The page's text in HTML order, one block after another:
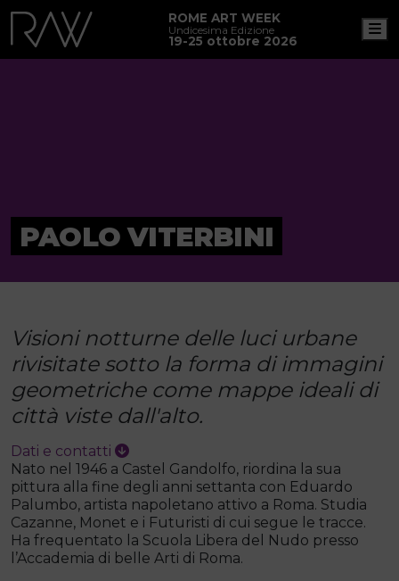
ROME ART WEEK
Undicesima Edizione
19-25 ottobre 2026
PAOLO VITERBINI
Visioni notturne delle luci urbane
rivisitate sotto la forma di immagini
geometriche come mappe ideali di
città viste dall'alto.
Dati e contatti
Nato nel 1946 a Castel Gandolfo, riordina la sua
pittura alla fine degli anni settanta con Eduardo
Palumbo, artista napoletano attivo a Roma. Studia
Cazanne, Monet e i Futuristi di cui segue le tracce.
Ha frequentato la Scuola Libera del Nudo presso
l’Accademia di belle Arti di Roma.